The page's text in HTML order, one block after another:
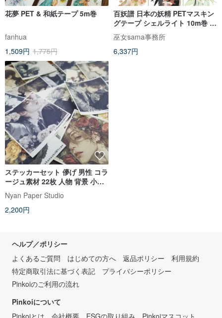
花夢 PET & 和紙テープ 5m巻
fanhua
1,509円 1,775円
百妖譜 日本の妖精 PETマスキン
グテープ シェルライト 10m巻 大
判
巫女sama事務所
6,337円
ステッカーセット 儚げ 男性 コラ
ージュ素材 22枚 人物 背景 小物
Ethereal Young Man
Nyan Paper Studio
2,200円
ヘルプ／ポリシー
よくあるご質問
はじめての方へ 返品ポリシー
利用規約
特定商取引法に基づく表記
プライバシーポリシー
Pinkoiのご利用の流れ
Pinkoiについて
Pinkoiとは
会社概要 ESGの取り組み Pinkoiマスコット